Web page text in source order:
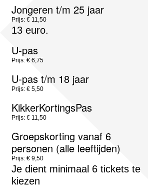
Jongeren t/m 25 jaar
Prijs: € 11,50
13 euro.
U-pas
Prijs: € 6,75
U-pas t/m 18 jaar
Prijs: € 5,50
KikkerKortingsPas
Prijs: € 11,50
Groepskorting vanaf 6
personen (alle leeftijden)
Prijs: € 9,50
Je dient minimaal 6 tickets te
kiezen